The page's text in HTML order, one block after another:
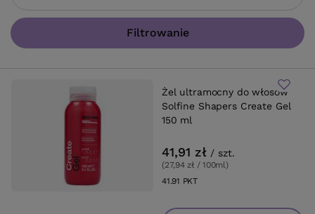
Filtrowanie
Żel ultramocny do włosów
Solfine Shapers Create Gel
150 ml
41,91 zł / szt.
(27,94 zł / 100ml)
41.91 PKTpunktów